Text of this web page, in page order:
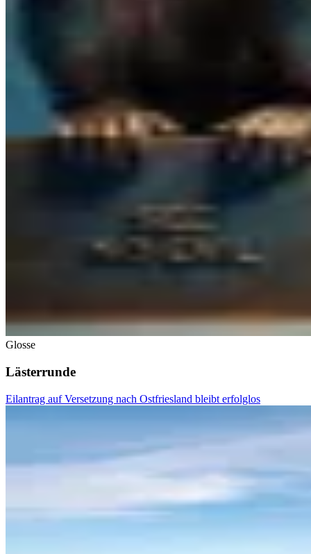
Glosse
Lästerrunde
Eilantrag auf Versetzung nach Ostfriesland bleibt erfolglos